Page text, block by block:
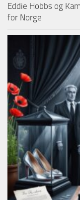
Eddie Hobbs og
for Norge